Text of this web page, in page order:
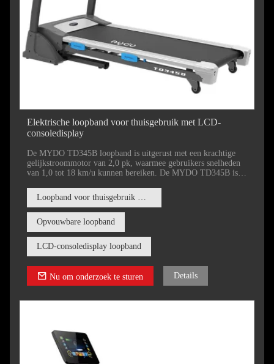
Elektrische loopband voor thuisgebruik met LCD-
consoledisplay
De MYDO TD345B loopband is uitgerust met een krachtige
gelijkstroommotor van 2,0 pk, waarmee gebruikers snelheden
van 1,0 tot 18 km/u kunnen bereiken. De MYDO TD345B is
instelafmetingen zijn 1670*750*1350MM en in opgevouwen
toestand zijn de afmetingen 1030*750*1500MM, waardoor hij
gemakkelijk in compacte ruimtes kan worden opgeborgen.
Opvouwbare loopband
LCD-consoledisplay loopband
Nu om onderzoek te sturen Details